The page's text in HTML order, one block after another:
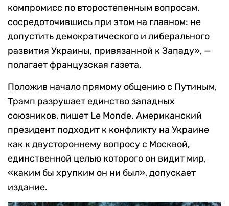
компромисс по второстепенным вопросам,
сосредоточившись при этом на главном: не
допустить демократического и либерального
развития Украины, привязанной к Западу», —
полагает французская газета.
Положив начало прямому общению с Путиным,
Трамп разрушает единство западных
союзников, пишет Le Monde. Американский
президент подходит к конфликту на Украине
как к двустороннему вопросу с Москвой,
единственной целью которого он видит мир,
«каким бы хрупким он ни был», допускает
издание.